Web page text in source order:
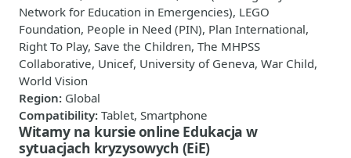
Network for Education in Emergencies), LEGO
Foundation, People in Need (PIN), Plan International,
Right To Play, Save the Children, The MHPSS
Collaborative, Unicef, University of Geneva, War Child,
World Vision
Region: Global
Compatibility: Tablet, Smartphone
Witamy na kursie online Edukacja w
sytuacjach kryzysowych (EiE)